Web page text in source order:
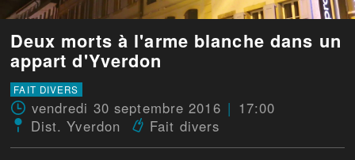
Deux morts à l'arme blanche dans un
appart d'Yverdon
FAIT DIVERS
vendredi 30 septembre 2016
17:00
Dist. Yverdon
Fait divers